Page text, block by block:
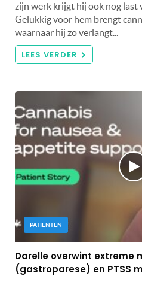
zijn werk krijgt hij ook nog last
Gelukkig voor hem brengt
waarnaar hij zo verlangt...
LEES VERDER
PATIËNTEN
Darelle overwint extreme
(gastroparese) en PTSS